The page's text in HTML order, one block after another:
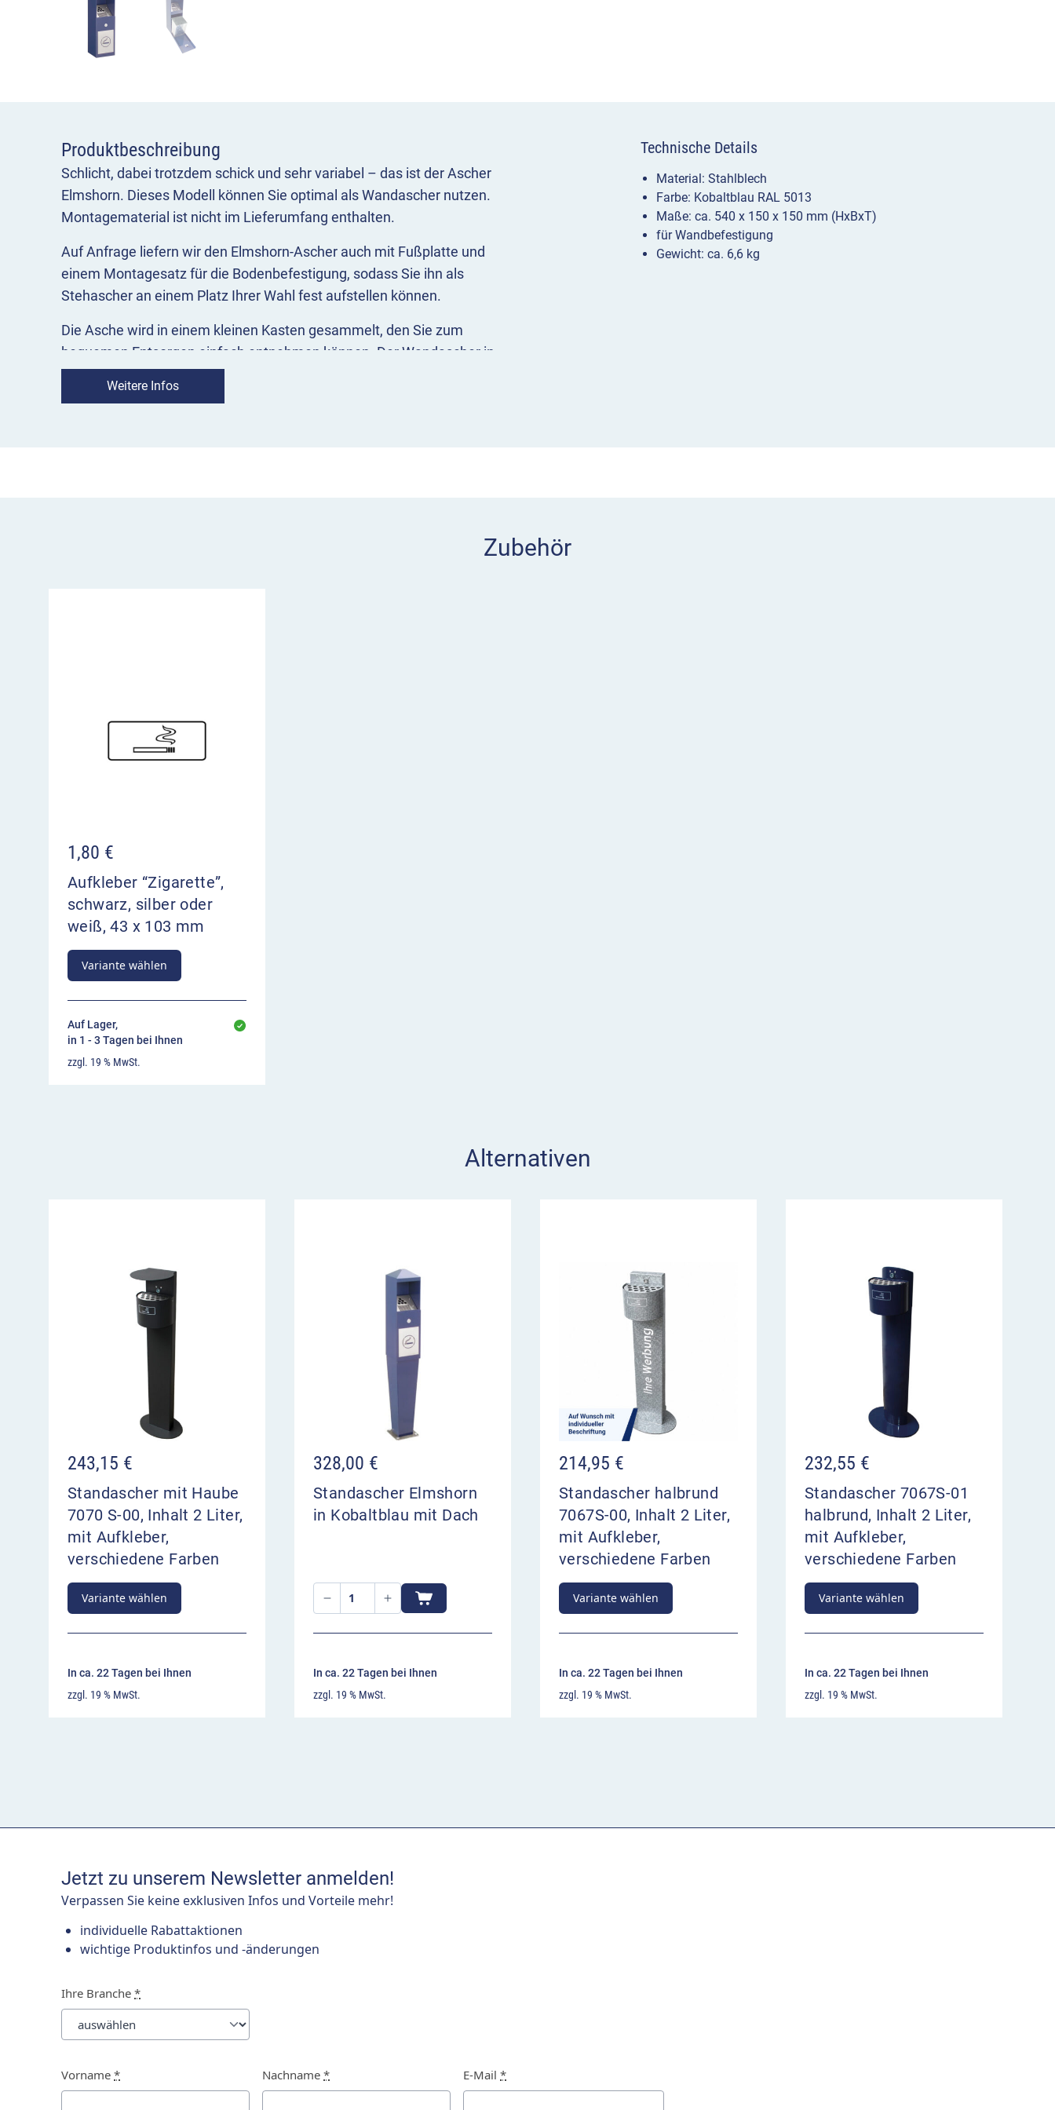
Produktbeschreibung
Schlicht, dabei trotzdem schick und sehr variabel – das ist der Ascher
Elmshorn. Dieses Modell können Sie optimal als Wandascher nutzen.
Montagematerial ist nicht im Lieferumfang enthalten.
Auf Anfrage liefern wir den Elmshorn-Ascher auch mit Fußplatte und
einem Montagesatz für die Bodenbefestigung, sodass Sie ihn als
Stehascher an einem Platz Ihrer Wahl fest aufstellen können.
Die Asche wird in einem kleinen Kasten gesammelt, den Sie zum
bequemen Entsorgen einfach entnehmen können. Der Wandascher in
Kobaltblau ist mit einem Dach ausgestattet, das Regeneinfall in den
Weitere Infos
Technische Details
Material: Stahlblech
Farbe: Kobaltblau RAL 5013
Maße: ca. 540 x 150 x 150 mm (HxBxT)
für Wandbefestigung
Gewicht: ca. 6,6 kg
Zubehör
1,80 €
Aufkleber “Zigarette”,
schwarz, silber oder
weiß, 43 x 103 mm
Variante wählen
Auf Lager,
in 1 - 3 Tagen bei Ihnen
zzgl. 19 % MwSt.
Alternativen
243,15 €
Standascher mit Haube
7070 S-00, Inhalt 2 Liter,
mit Aufkleber,
verschiedene Farben
Variante wählen
In ca. 22 Tagen bei Ihnen
zzgl. 19 % MwSt.
328,00 €
Standascher Elmshorn
in Kobaltblau mit Dach
In ca. 22 Tagen bei Ihnen
zzgl. 19 % MwSt.
214,95 €
Standascher halbrund
7067S-00, Inhalt 2 Liter,
mit Aufkleber,
verschiedene Farben
Variante wählen
In ca. 22 Tagen bei Ihnen
zzgl. 19 % MwSt.
232,55 €
Standascher 7067S-01
halbrund, Inhalt 2 Liter,
mit Aufkleber,
verschiedene Farben
Variante wählen
In ca. 22 Tagen bei Ihnen
zzgl. 19 % MwSt.
Jetzt zu unserem Newsletter anmelden!
Verpassen Sie keine exklusiven Infos und Vorteile mehr!
individuelle Rabattaktionen
wichtige Produktinfos und -änderungen
Ihre Branche *
Vorname * Nachname * E-Mail *